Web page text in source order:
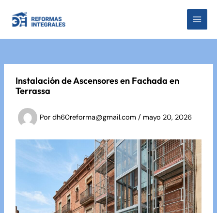
contenido
Instalación de Ascensores en Fachada en
Terrassa
Por dh60reforma@gmail.com / mayo 20, 2026